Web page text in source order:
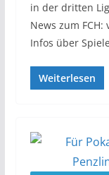
in der dritten
News zum
Infos über
Weiterlesen